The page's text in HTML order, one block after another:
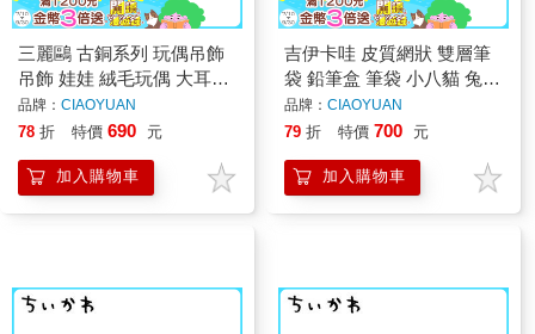
三麗鷗 古銅系列 玩偶吊飾
吊飾 娃娃 絨毛玩偶 大耳狗
布丁狗 人魚漢頓 花小兔
品牌： CIAOYUAN
78 折 特價 690 元
加入購物車
吉伊卡哇 皮質網狀 雙層筆
袋 鉛筆盒 筆袋 小八貓 兔兔
Chiikawa
品牌： CIAOYUAN
79 折 特價 700 元
加入購物車